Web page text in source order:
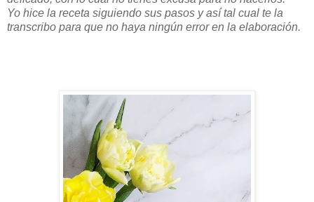
Yo hice la receta siguiendo sus pasos y así tal cual te la
transcribo para que no haya ningún error en la elaboración.